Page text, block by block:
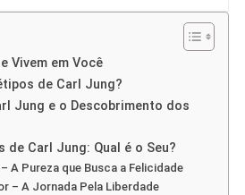
Vivem em Você
de Carl Jung?
Jung e o Descobrimento dos
de Carl Jung: Qual é o Seu?
A Pureza que Busca a Felicidade
– A Jornada Pela Liberdade